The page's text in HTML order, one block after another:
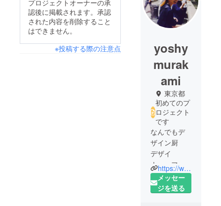
プロジェクトオーナーの承
認後に掲載されます。承認
された内容を削除すること
はできません。
※投稿する際の注意点
yoshy
murak
ami
東京都
初めてのプ
ロジェクト
です
なんでもデ
ザイン厨
デザイ
ナー・フォ
トグラ
ファーとし
https://www.instagram.com/yoshy.murakami/
メッセー
ジを送る